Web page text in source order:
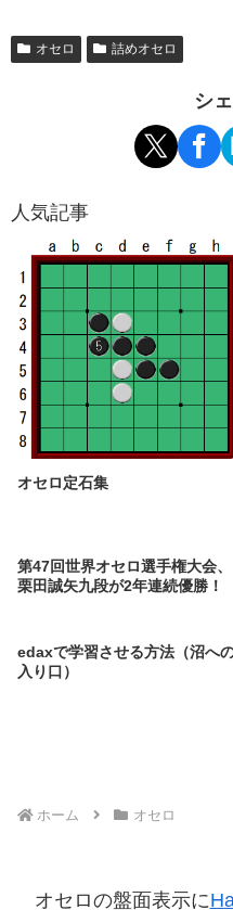
オセロ 詰めオセロ
シ
人気記事
オセロ定石集
第47回世界オセロ選手権大会、
栗田誠矢九段が2年連続優勝！
edaxで学習させる方法（沼へ
入り口）
ホーム オセロ
オセロの盤面表示に